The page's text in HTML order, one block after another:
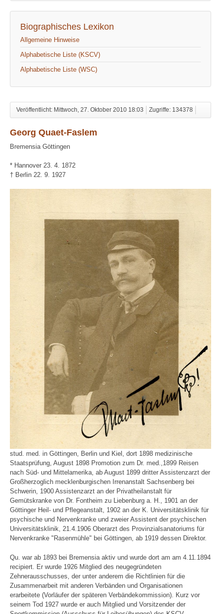
Biographisches Lexikon
Allgemeine Hinweise
Alphabetische Liste (KSCV)
Alphabetische Liste (WSC)
Veröffentlicht: Mittwoch, 27. Oktober 2010 18:03 Zugriffe: 134378
Georg Quaet-Faslem
Bremensia Göttingen
* Hannover 23. 4. 1872
† Berlin 22. 9. 1927
stud. med. in Göttingen, Berlin und Kiel, dort 1898 medizinische
Staatsprüfung, August 1898 Promotion zum Dr. med.,1899 Reisen
nach Süd- und Mittelamerika, ab August 1899 dritter Assistenzarzt der
Großherzoglich mecklenburgischen Irrenanstalt Sachsenberg bei
Schwerin, 1900 Assistenzarzt an der Privatheilanstalt für
Gemütskranke von Dr. Fontheim zu Liebenburg a. H., 1901 an der
Göttinger Heil- und Pflegeanstalt, 1902 an der K. Universitätsklinik für
psychische und Nervenkranke und zweier Assistent der psychischen
Universitätsklinik, 21.4.1906 Oberarzt des Provinzialsanatoriums für
Nervenkranke "Rasenmühle" bei Göttingen, ab 1919 dessen Direktor.
Qu. war ab 1893 bei Bremensia aktiv und wurde dort am am 4.11.1894
recipiert. Er wurde 1926 Mitglied des neugegründeten
Zehnerausschusses, der unter anderem die Richtlinien für die
Zusammenarbeit mit anderen Verbänden und Organisationen
erarbeitete (Vorläufer der späteren Verbändekommission). Kurz vor
seinem Tod 1927 wurde er auch Mitglied und Vorsitzender der